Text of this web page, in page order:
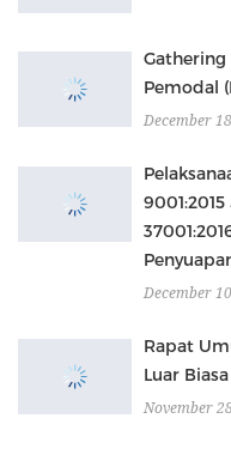
Pemodal
December
December
Rapat
Luar
November